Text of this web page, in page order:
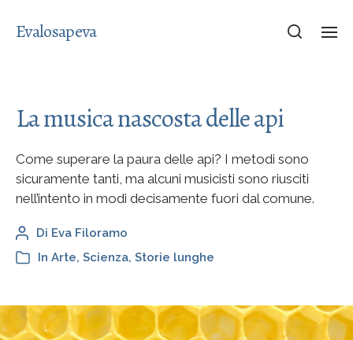
Evalosapeva
La musica nascosta delle api
Come superare la paura delle api? I metodi sono
sicuramente tanti, ma alcuni musicisti sono riusciti
nell’intento in modi decisamente fuori dal comune.
Di Eva Filoramo
In Arte, Scienza, Storie lunghe